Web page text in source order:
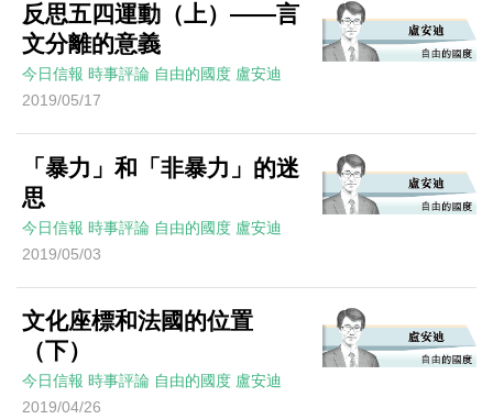
反思五四運動（上）——言
文分離的意義
今日信報 時事評論 自由的國度 盧安迪
2019/05/17
「暴力」和「非暴力」的迷
思
今日信報 時事評論 自由的國度 盧安迪
2019/05/03
文化座標和法國的位置
（下）
今日信報 時事評論 自由的國度 盧安迪
2019/04/26